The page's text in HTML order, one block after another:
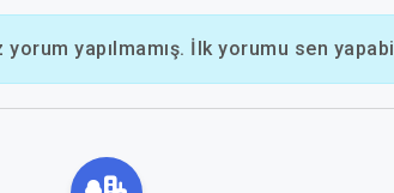
yorum yapılmamış. İlk yorumu sen